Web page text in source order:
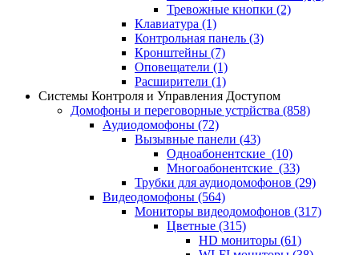
Тревожные кнопки (2)
Клавиатура (1)
Контрольная панель (3)
Кронштейны (7)
Оповещатели (1)
Расширители (1)
Системы Контроля и Управления Доступом
Домофоны и переговорные устрйства (858)
Аудиодомофоны (72)
Вызывные панели (43)
Одноабонентские (10)
Многоабонентские (33)
Трубки для аудиодомофонов (29)
Видеодомофоны (564)
Мониторы видеодомофонов (317)
Цветные (315)
HD мониторы (61)